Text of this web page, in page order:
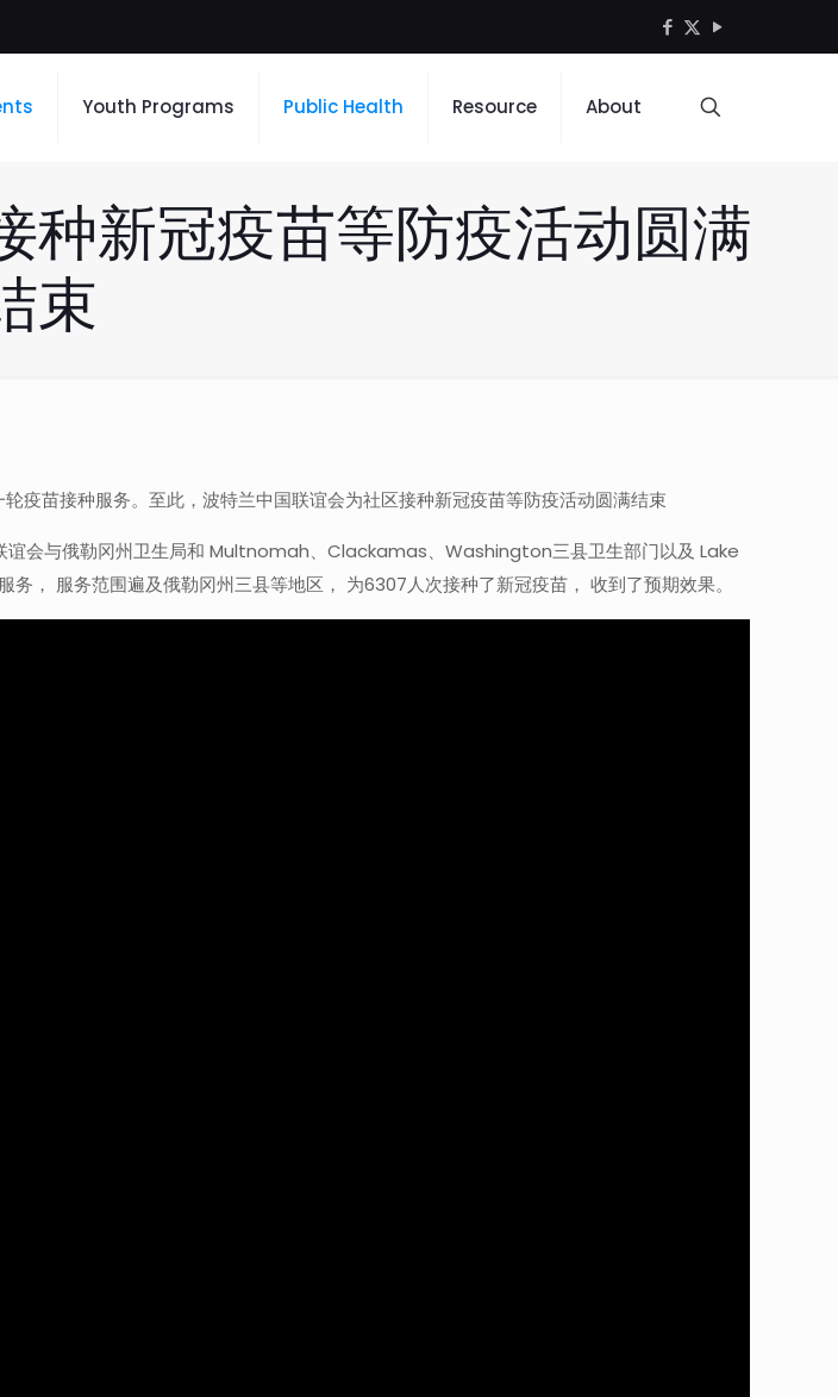
Youth Programs Public Health Resource About
种新冠疫苗等防疫活动圆满
束
疫苗接种服务。至此，波特兰中国联谊会为社区接种新冠疫苗等防疫活动圆满结束
谊会与俄勒冈州卫生局和 Multnomah、Clackamas、Washington三县卫生部门以及 Lake
， 服务范围遍及俄勒冈州三县等地区， 为6307人次接种了新冠疫苗， 收到了预期效果。